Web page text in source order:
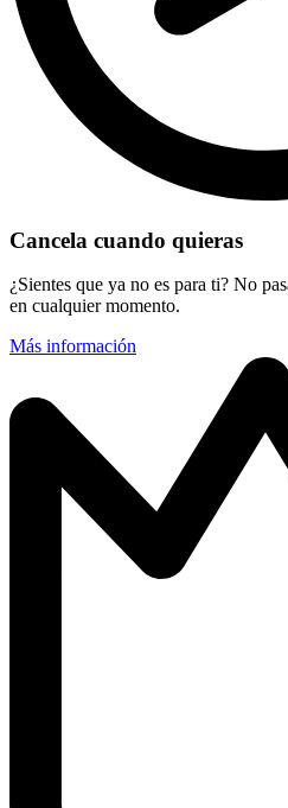
Cancela cuando quieras
¿Sientes que ya no es para ti? No
en cualquier momento.
Más información